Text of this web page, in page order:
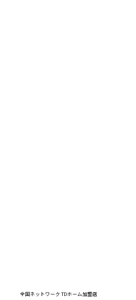
全国ネットワーク TDホーム加盟店